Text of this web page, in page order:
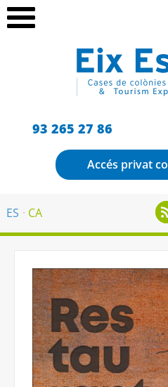
93 265 27 86
Accés privat
ES CA